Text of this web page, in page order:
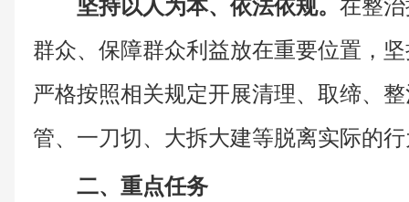
坚持以人为本、依法依规。 在整
群众、保障群众利益放在重要位置，
严格按照相关规定开展清理、取缔、
管、一刀切、大拆大建等脱离实际的
二、重点任务